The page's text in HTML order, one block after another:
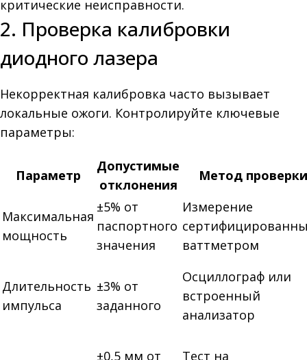
критические неисправности.
2. Проверка калибровки
диодного лазера
Некорректная калибровка часто вызывает
локальные ожоги. Контролируйте ключевые
параметры:
Параметр
Допустимые
отклонения
Метод проверки
Максимальная
мощность
±5% от
паспортного
значения
Измерение
ваттметром
Длительность
импульса
±3% от
заданного
Осциллограф или
встроенный
анализатор
±0,5 мм от
Тест на